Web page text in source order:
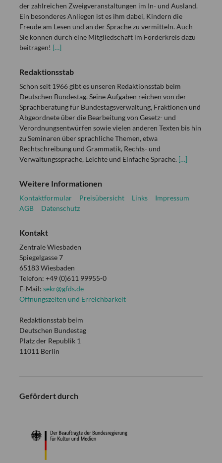
der zahlreichen Zweigveranstaltungen im In- und Ausland.
Ein besonderes Anliegen ist es ihm dabei, Kindern die
Freude am Lesen und an der Sprache zu vermitteln. Auch
Sie können durch eine Mitgliedschaft im Förderkreis dazu
beitragen! […]
Redaktionsstab
Schon seit 1966 gibt es unseren Redaktionsstab beim
Deutschen Bundestag. Seine Aufgaben reichen von der
Sprachberatung für Bundestagsverwaltung, Fraktionen und
Abgeordnete über die Bearbeitung von Gesetz- und
Verordnungsentwürfen sowie vielen anderen Texten bis hin
zu Seminaren über sprachliche Themen, etwa
Rechtschreibung und Grammatik, Rechts- und
Verwaltungssprache, Leichte und Einfache Sprache. […]
Weitere Informationen
Kontaktformular Preisübersicht Links
Impressum
AGB
Datenschutz
Kontakt
Zentrale Wiesbaden
Spiegelgasse 7
65183 Wiesbaden
Telefon: +49 (0)611 99955-0
E-Mail: sekr@gfds.de
Öffnungszeiten und Erreichbarkeit
Redaktionsstab beim
Deutschen Bundestag
Platz der Republik 1
11011 Berlin
Gefördert durch